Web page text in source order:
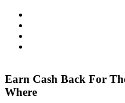
Earn Cash Back For
Where